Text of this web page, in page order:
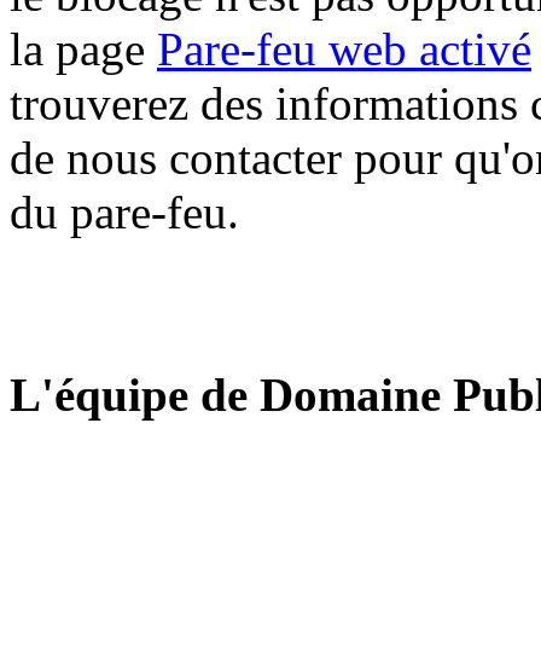
la page Pare-feu web activé
trouverez des informations
de nous contacter pour
du pare-feu.
L'équipe de Domaine